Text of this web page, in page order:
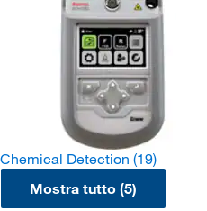
Chemical Detection (19)
Mostra tutto (5)